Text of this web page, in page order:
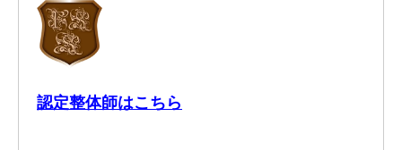
認定整体師はこちら